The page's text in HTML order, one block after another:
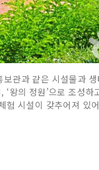
관과 같은 시설물과
왕의 정원’으로 조성
시설이 갖추어져 있